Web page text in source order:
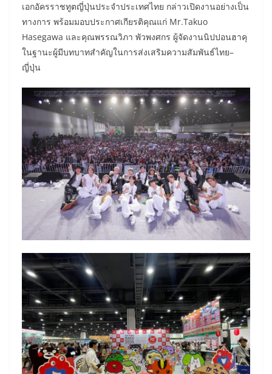
เอกอัครราชทูตญี่ปุ่นประจำประเทศไทย กล่าวเปิดงานอย่างเป็น
ทางการ พร้อมมอบประกาศเกียรติคุณแก่ Mr.Takuo
Hasegawa และคุณพรรณวิภา พัวพงศกร ผู้จัดงานนิปปอนฮาคุ
ในฐานะผู้มีบทบาทสำคัญในการส่งเสริมความสัมพันธ์ไทย–
ญี่ปุ่น